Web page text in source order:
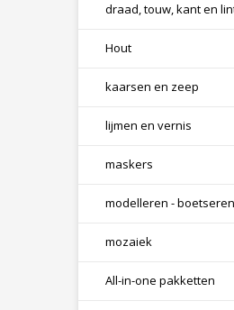
draad, touw, kant en
Hout
kaarsen en zeep
lijmen en vernis
maskers
modelleren - boetseren
mozaiek
All-in-one pakketten